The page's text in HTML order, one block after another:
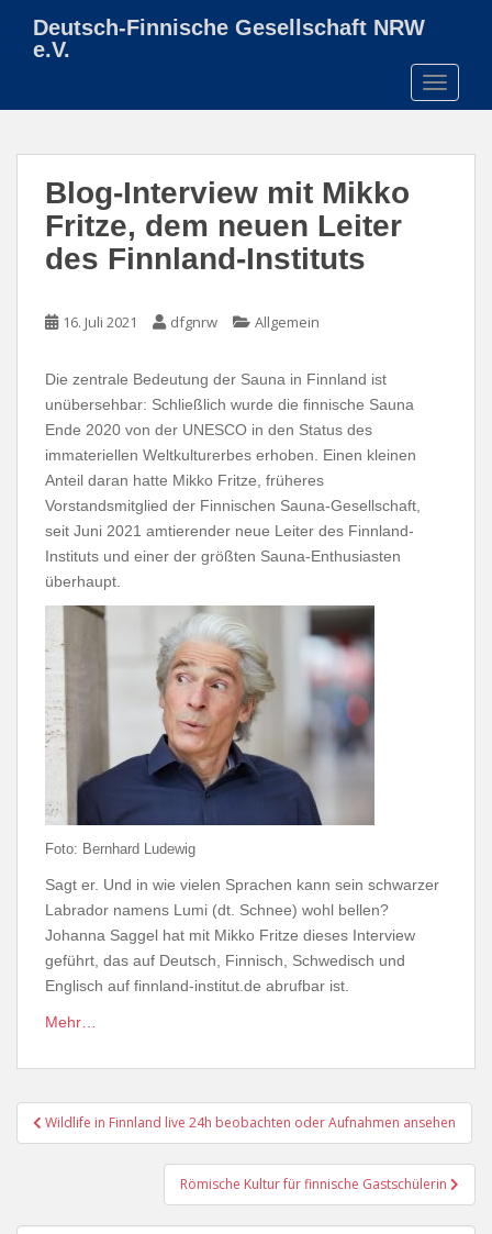
t
Deutsch-Finnische Gesellschaft NRW
e.V.
Blog-Interview mit Mikko
Fritze, dem neuen Leiter
des Finnland-Instituts
16. Juli 2021 dfgnrw Allgemein
Die zentrale Bedeutung der Sauna in Finnland ist
unübersehbar: Schließlich wurde die finnische Sauna
Ende 2020 von der UNESCO in den Status des
immateriellen Weltkulturerbes erhoben. Einen kleinen
Anteil daran hatte Mikko Fritze, früheres
Vorstandsmitglied der Finnischen Sauna-Gesellschaft,
seit Juni 2021 amtierender neue Leiter des Finnland-
Instituts und einer der größten Sauna-Enthusiasten
überhaupt.
Foto: Bernhard Ludewig
Sagt er. Und in wie vielen Sprachen kann sein schwarzer
Labrador namens Lumi (dt. Schnee) wohl bellen?
Johanna Saggel hat mit Mikko Fritze dieses Interview
geführt, das auf Deutsch, Finnisch, Schwedisch und
Englisch auf finnland-institut.de abrufbar ist.
Mehr…
Beitragsnavigation
Wildlife in Finnland live 24h beobachten oder Aufnahmen ansehen
Römische Kultur für finnische Gastschülerin